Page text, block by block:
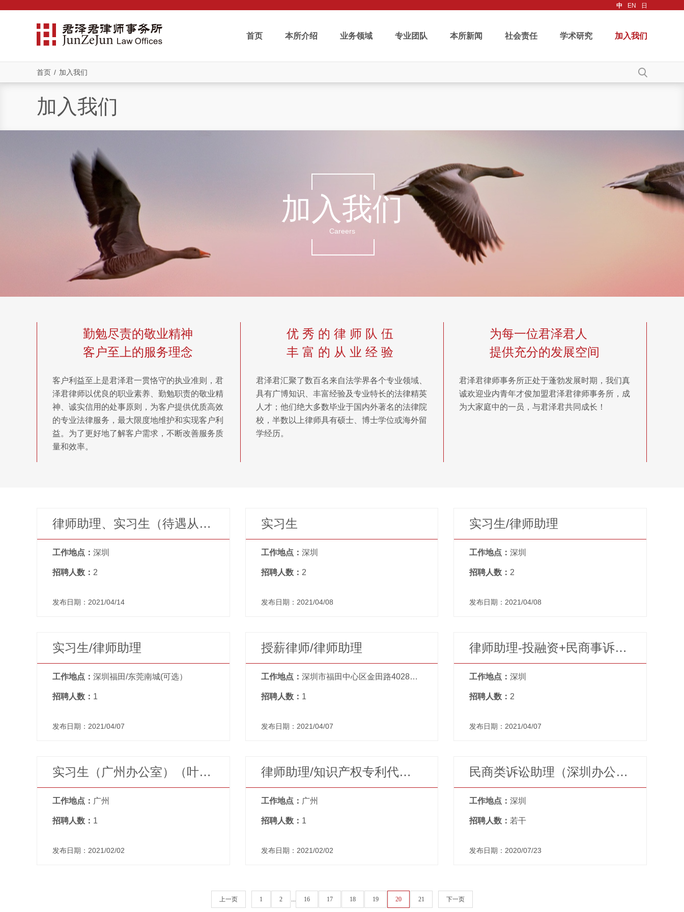
中 EN 日
首页 本所介绍 业务领域 专业团队 本所新闻 社会责任 学术研究 加入我们
首页 / 加入我们
加入我们
加入我们
Careers
勤勉尽责的敬业精神
客户至上的服务理念
客户利益至上是君泽君一贯恪守的执业准则，君
泽君律师以优良的职业素养、勤勉职责的敬业精
神、诚实信用的处事原则，为客户提供优质高效
的专业法律服务，最大限度地维护和实现客户利
益。为了更好地了解客户需求，不断改善服务质
量和效率。
优 秀 的 律 师 队 伍
丰 富 的 从 业 经 验
君泽君汇聚了数百名来自法学界各个专业领域、
具有广博知识、丰富经验及专业特长的法律精英
人才；他们绝大多数毕业于国内外著名的法律院
校，半数以上律师具有硕士、博士学位或海外留
学经历。
为每一位君泽君人
提供充分的发展空间
君泽君律师事务所正处于蓬勃发展时期，我们真
诚欢迎业内青年才俊加盟君泽君律师事务所，成
为大家庭中的一员，与君泽君共同成长！
律师助理、实习生（待遇从优）
工作地点： 深圳
招聘人数： 2
发布日期：2021/04/14
实习生
工作地点： 深圳
招聘人数： 2
发布日期：2021/04/08
实习生/律师助理
工作地点：深圳
招聘人数： 2
发布日期：2021/04/08
实习生/律师助理
工作地点： 深圳福田/东莞南城(可选）
招聘人数： 1
发布日期：2021/04/07
授薪律师/律师助理
工作地点： 深圳市福田中心区金田路4028号荣超经贸中心
招聘人数： 1
发布日期：2021/04/07
律师助理-投融资+民商事诉讼方向（深圳办公室）
工作地点：深圳
招聘人数： 2
发布日期：2021/04/07
实习生（广州办公室）（叶俭律师团队）
工作地点： 广州
招聘人数： 1
发布日期：2021/02/02
律师助理/知识产权专利代理人（广州办公室）（叶俭律师团队）
工作地点： 广州
招聘人数： 1
发布日期：2021/02/02
民商类诉讼助理（深圳办公室）（兰律师团队）
工作地点：深圳
招聘人数： 若干
发布日期：2020/07/23
上一页 1 2 ... 16 17 18 19 20 21 下一页